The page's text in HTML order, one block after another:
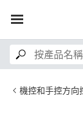
機控和手控方向